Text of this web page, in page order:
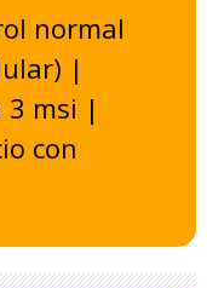
normal
|
3 msi |
con